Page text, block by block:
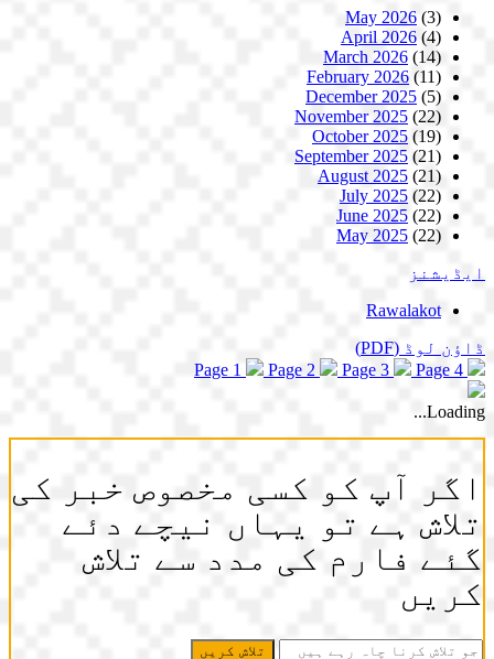
May 2026 (3)
April 2026 (4)
March 2026 (14)
February 2026 (11)
December 2025 (5)
November 2025 (22)
October 2025 (19)
September 2025 (21)
August 2025 (21)
July 2025 (22)
June 2025 (22)
May 2025 (22)
ایڈیشنز
Rawalakot
ڈاؤن لوڈ (PDF)
Page 1
Page 2 Page 3 Page 4
Loading...
اگر آپ کو کسی مخصوص خبر کی
تلاش ہے تو یہاں نیچے دئے
گئے فارم کی مدد سے تلاش
کریں